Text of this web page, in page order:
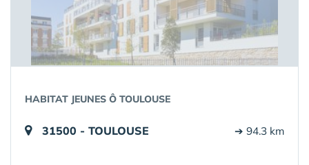
HABITAT JEUNES Ô TOULOUSE
31500 - TOULOUSE ➔ 94.3 km